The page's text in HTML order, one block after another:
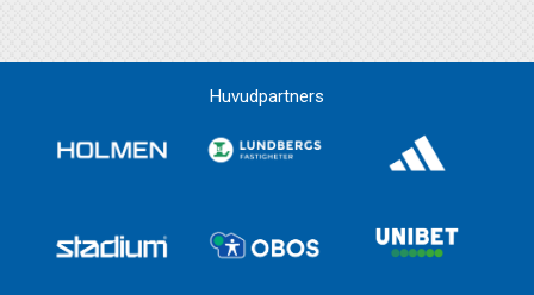
Huvudpartners